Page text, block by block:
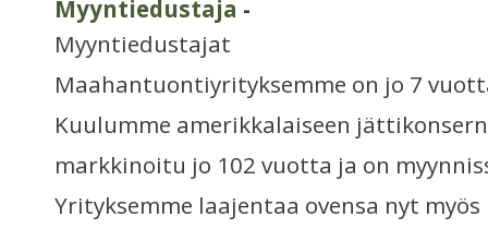
Myyntiedustaja -
Myyntiedustajat
Maahantuontiyrityksemme on jo 7
Kuulumme amerikkalaiseen
markkinoitu jo 102 vuotta ja on
Yrityksemme laajentaa ovensa nyt myös